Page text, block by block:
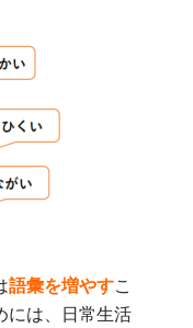
語彙を増やすこ
には、日常生活